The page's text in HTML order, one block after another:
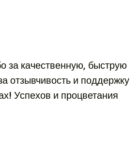
за качественную, быструю
отзывчивость и поддержку
Успехов и процветания